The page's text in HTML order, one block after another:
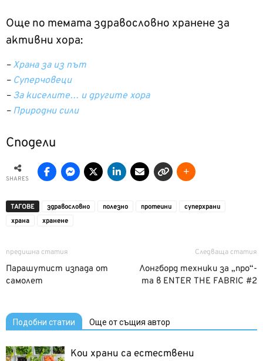
Още по темата здравословно хранене за
активни хора:
– Храна за из път
– Суперчовеци
– За киселите… и другите хора
– Природни сили
Сподели
SHARES
ТАГОВЕ здравословно полезно протеини
суперхрани
храна
хранене
предишна статия
Парашутист изпада от
самолет
Следваща статия
Лонгборд техники за „про“-
та в ENTER THE FABRIC #2
Подобни статии Още от същия автор
Кои храни са естествени